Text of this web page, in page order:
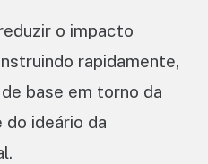
o impacto
rapidamente,
base em torno da
do ideário da